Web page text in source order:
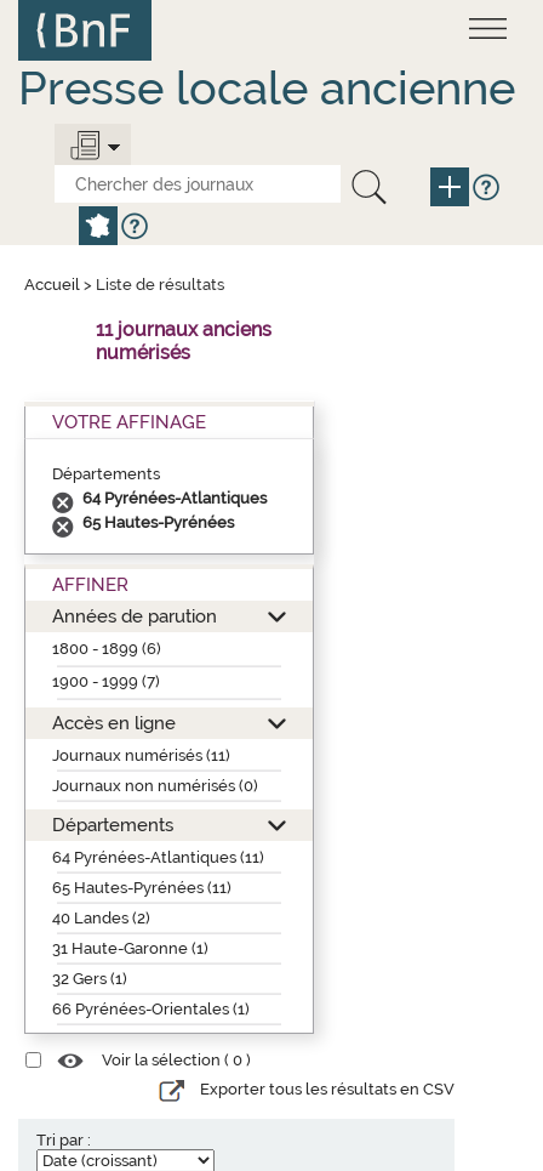
contenu
principal
Presse locale ancienne
Accueil > Liste de résultats
11 journaux anciens
numérisés
VOTRE AFFINAGE
Départements
64 Pyrénées-Atlantiques
65 Hautes-Pyrénées
AFFINER
Années de parution
1800 - 1899 (6)
1900 - 1999 (7)
Accès en ligne
Journaux numérisés (11)
Journaux non numérisés (0)
Départements
64 Pyrénées-Atlantiques (11)
65 Hautes-Pyrénées (11)
40 Landes (2)
31 Haute-Garonne (1)
32 Gers (1)
66 Pyrénées-Orientales (1)
Voir la sélection ( 0 )
Exporter tous les résultats en CSV
Tri par :
Panneau de gestion des cookies